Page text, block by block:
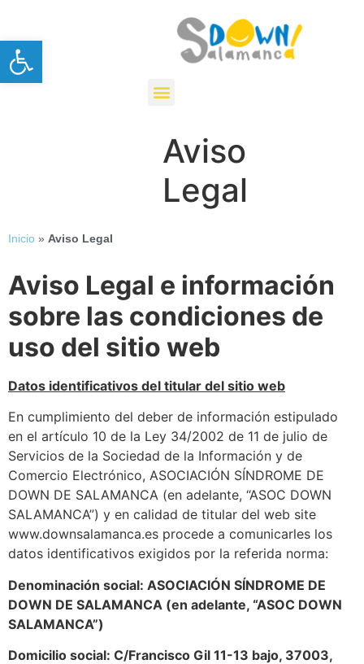
Open toolbar
sitio
web
incluye
Aviso
Legal
Inicio » Aviso Legal
Aviso Legal e información
sobre las condiciones de
uso del sitio web
Datos identificativos del titular del sitio web
En cumplimiento del deber de información estipulado
en el artículo 10 de la Ley 34/2002 de 11 de julio de
Servicios de la Sociedad de la Información y de
Comercio Electrónico, ASOCIACIÓN SÍNDROME DE
DOWN DE SALAMANCA (en adelante, “ASOC DOWN
SALAMANCA”) y en calidad de titular del web site
www.downsalamanca.es procede a comunicarles los
datos identificativos exigidos por la referida norma:
Denominación social: ASOCIACIÓN SÍNDROME DE
DOWN DE SALAMANCA (en adelante, “ASOC DOWN
SALAMANCA”)
Domicilio social: C/Francisco Gil 11-13 bajo, 37003,